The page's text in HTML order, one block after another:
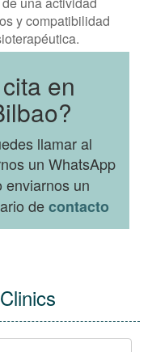
y compatibilidad
en
llamar al
un WhatsApp
enviarnos un
decontacto